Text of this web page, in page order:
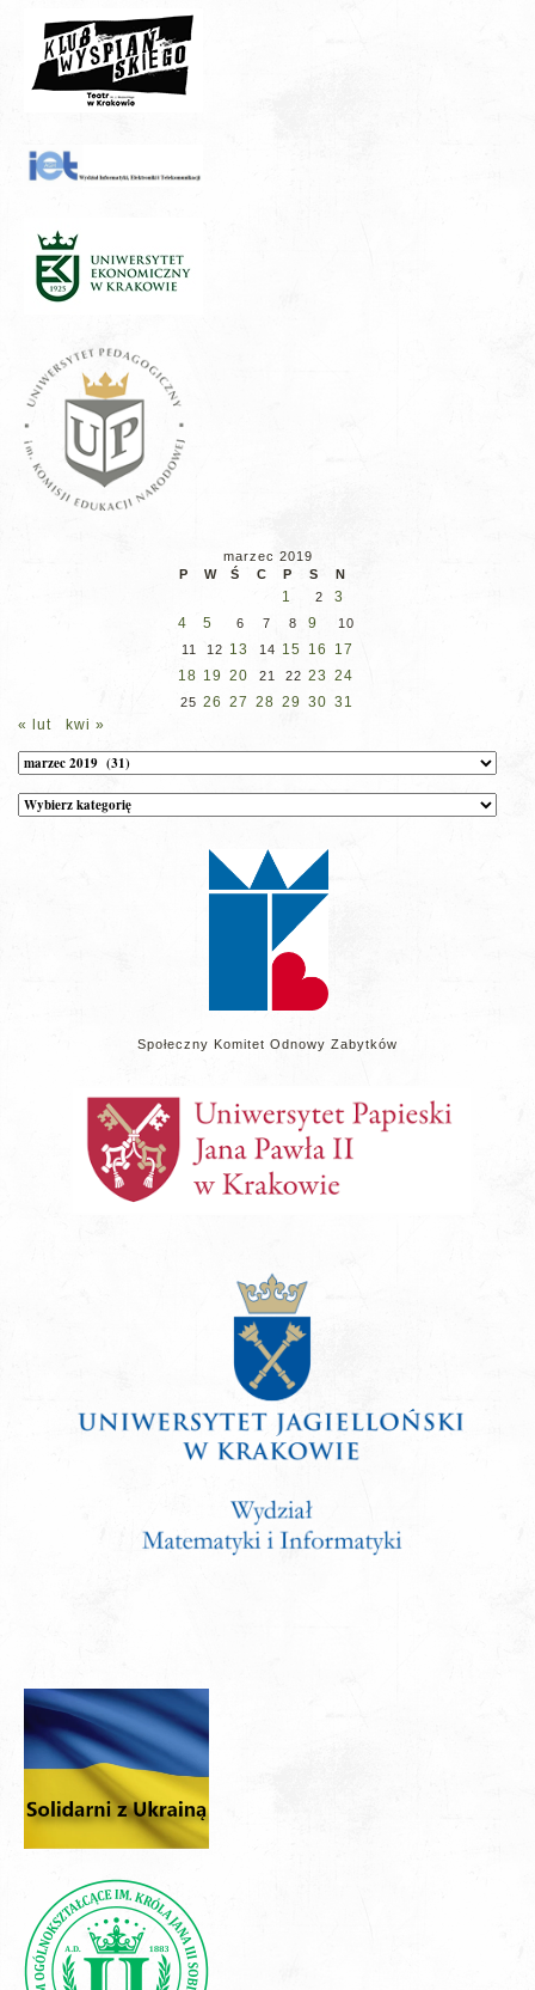
marzec 2019
P
W Ś C P S N
1 2
3
4
5 6 7 8 9
10
11
12 13 14 15 16
17
18 19 20 21 22 23 24
25 26 27 28 29 30 31
« lut
kwi »
Archiwum
Kategorie
wpisów
Społeczny Komitet Odnowy Zabytków